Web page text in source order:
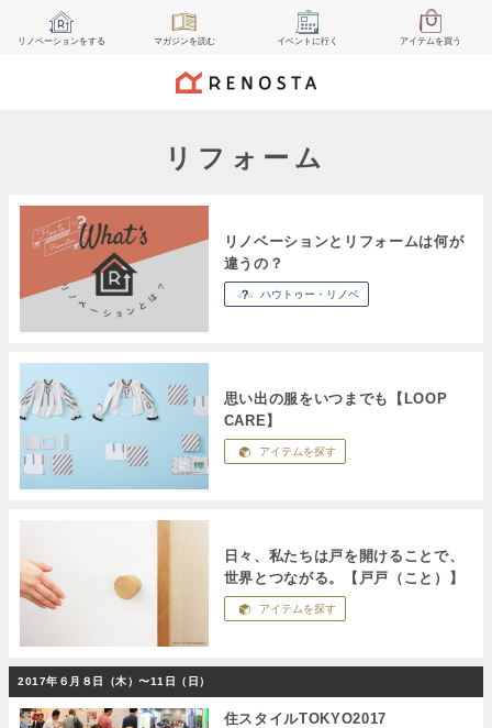
リノベーションをする マガジンを読む イベント に行く アイテムを買う
リフォーム
リノベーションとリフォームは何が
違うの？
ハウトゥー・リノベ
思い出の服をいつまでも【LOOP
CARE】
アイテムを探す
日々、私たちは戸を開けることで、
世界とつながる。【戸戸（こと）】
アイテムを探す
2017年６月８日（木）〜11日（日）
住スタイルTOKYO2017